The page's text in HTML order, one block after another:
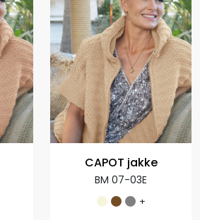
CAPOT jakke
BM 07-03E
+